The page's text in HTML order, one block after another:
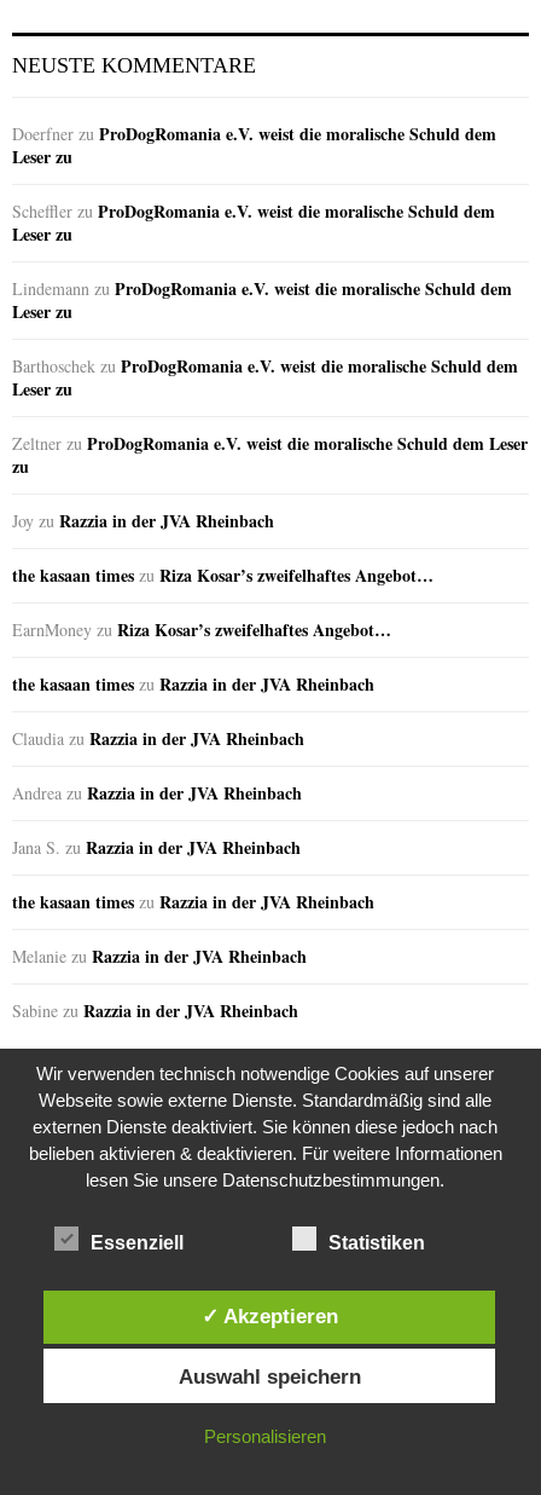
NEUSTE KOMMENTARE
Doerfner zu ProDogRomania e.V. weist die moralische Schuld dem
Leser zu
Scheffler zu ProDogRomania e.V. weist die moralische Schuld dem
Leser zu
Lindemann zu ProDogRomania e.V. weist die moralische Schuld dem
Leser zu
Barthoschek zu ProDogRomania e.V. weist die moralische Schuld dem
Leser zu
Zeltner zu ProDogRomania e.V. weist die moralische Schuld dem Leser
zu
Joy zu Razzia in der JVA Rheinbach
the kasaan times zu Riza Kosar’s zweifelhaftes Angebot…
EarnMoney zu Riza Kosar’s zweifelhaftes Angebot…
the kasaan times zu Razzia in der JVA Rheinbach
Claudia zu Razzia in der JVA Rheinbach
Andrea zu Razzia in der JVA Rheinbach
Jana S. zu Razzia in der JVA Rheinbach
the kasaan times zu Razzia in der JVA Rheinbach
Melanie zu Razzia in der JVA Rheinbach
Sabine zu Razzia in der JVA Rheinbach
GERN GELESEN
Diese Website verwendet Cookies. Durch die weitere Nutzung dieser
Website stimmst du der Verwendung von Cookies zu.
IN ORDNUNG
Wir verwenden technisch notwendige Cookies auf unserer
Webseite sowie externe Dienste. Standardmäßig sind alle
externen Dienste deaktiviert. Sie können diese jedoch nach
belieben aktivieren & deaktivieren. Für weitere Informationen
lesen Sie unsere Datenschutzbestimmungen.
Essenziell Statistiken
✓ Akzeptieren
Auswahl speichern
Personalisieren